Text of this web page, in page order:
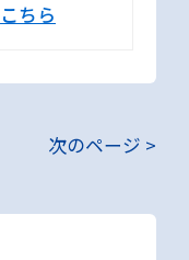
こちら
次のページ >